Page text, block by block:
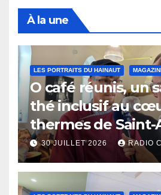
À la une
LES PORTRAITS DU HAINAUT
O café réunis, un
thé inclusif au
thermes de Saint-
Eaux
30 JUILLET 2026 RADIO